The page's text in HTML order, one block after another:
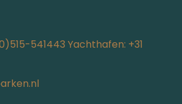
541443 Yachthafen: +31